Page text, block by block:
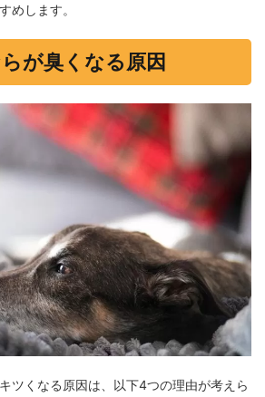
めします。
が臭くなる原因
ツくなる原因は、以下4つの理由が考えら